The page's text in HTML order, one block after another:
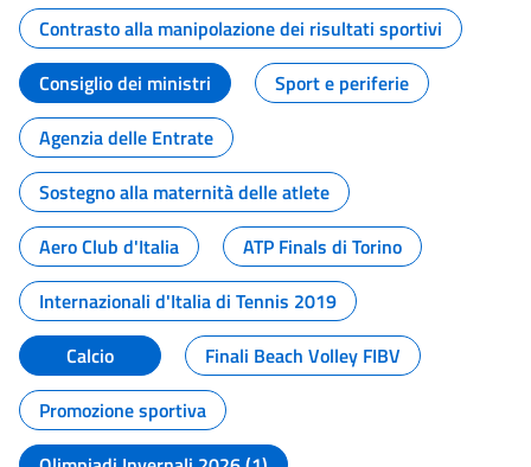
Contrasto alla manipolazione dei risultati sportivi
Consiglio dei ministri
Sport e periferie
Agenzia delle Entrate
Sostegno alla maternità delle atlete
Aero Club d'Italia
ATP Finals di Torino
Internazionali d'Italia di Tennis 2019
Calcio
Finali Beach Volley FIBV
Promozione sportiva